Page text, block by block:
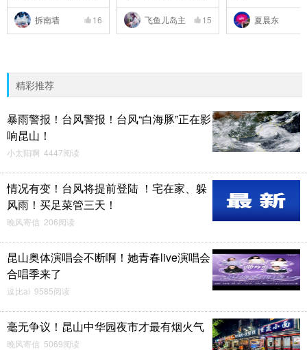
拆南墙 16
..
飞鱼儿岛主
15 夏晨东
精彩推荐
暴雨警报！台风警报！台风“白海豚”正在影
响昆山！
小太阳啊 4447阅读
情况有变！台风将提前登陆 ！宅在家、躲
风雨！买足菜管三天！
晚风寄信 206阅读
昆山奥体演唱会不断啊！她青春live演唱会
合唱季来了
逗比ai 9585阅读
毫无争议！昆山中华园夜市才最有烟火气
晚风寄信 5069阅读